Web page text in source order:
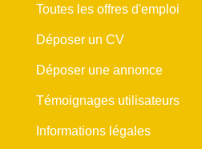
Toutes les offres d'emploi
Déposer un CV
Déposer une annonce
Témoignages utilisateurs
Informations légales